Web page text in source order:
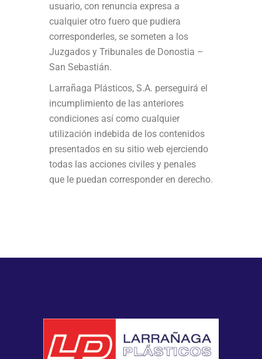
usuario, con renuncia expresa a
cualquier otro fuero que pudiera
corresponderles, se someten a los
Juzgados y Tribunales de Donostia –
San Sebastián.
Larrañaga Plásticos, S.A. perseguirá el
incumplimiento de las anteriores
condiciones así como cualquier
utilización indebida de los contenidos
presentados en su sitio web ejerciendo
todas las acciones civiles y penales
que le puedan corresponder en derecho.